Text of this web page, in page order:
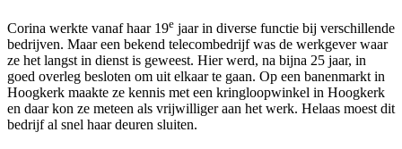
Corina werkte vanaf haar 19e jaar in diverse functie bij verschillende
bedrijven. Maar een bekend telecombedrijf was de werkgever waar
ze het langst in dienst is geweest. Hier werd, na bijna 25 jaar, in
goed overleg besloten om uit elkaar te gaan. Op een banenmarkt in
Hoogkerk maakte ze kennis met een kringloopwinkel in Hoogkerk
en daar kon ze meteen als vrijwilliger aan het werk. Helaas moest dit
bedrijf al snel haar deuren sluiten.